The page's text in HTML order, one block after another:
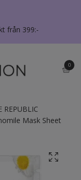
från 399:-
0
REPUBLIC
Mask Sheet